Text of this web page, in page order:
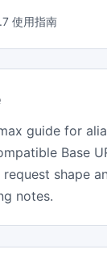
使用指南
guide for
Base
shape
notes.